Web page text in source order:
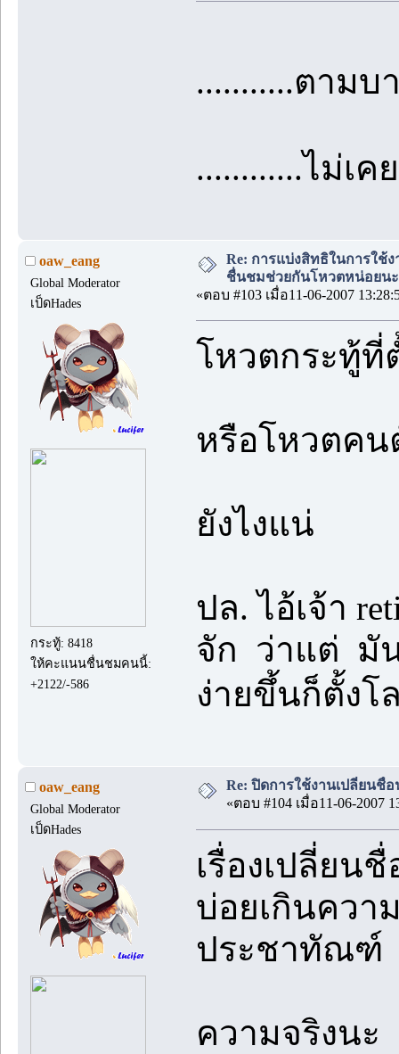
...........ตามบ
............ไม่เ
oaw_eang
Global Moderator
เป็ดHades
กระทู้: 8418
ให้คะแนนชื่นชมคนนี้:
+2122/-586
Re: การแบ่งสิทธิในการใ
ชื่นชมช่วยกันโหวตหน่อยนะ
«ตอบ #103 เมื่อ11-06-2007
โหวตกระทู้ที่
หรือโหวตคน
ยังไงแน่
ปล. ไอ้เจ้า
จัก ว่าแต่ มั
ง่ายขึ้นก็ตั้ง
oaw_eang
Global Moderator
เป็ดHades
Re: ปิดการใช้งานเปลี่ยนชื่
«ตอบ #104 เมื่อ11-06-2007
เรื่องเปลี่ยน
บ่อยเกินควา
ประชาทัณฑ์
ความจริงนะ